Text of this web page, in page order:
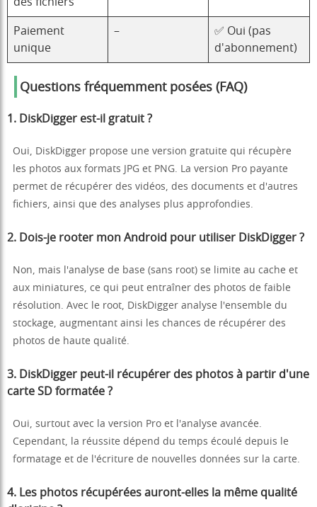
Paiement
unique
–
✅ Oui (pas
d'abonnement)
Questions fréquemment posées (FAQ)
1. DiskDigger est-il gratuit ?
Oui, DiskDigger propose une version gratuite qui récupère
les photos aux formats JPG et PNG. La version Pro payante
permet de récupérer des vidéos, des documents et d'autres
fichiers, ainsi que des analyses plus approfondies.
2. Dois-je rooter mon Android pour utiliser DiskDigger ?
Non, mais l'analyse de base (sans root) se limite au cache et
aux miniatures, ce qui peut entraîner des photos de faible
résolution. Avec le root, DiskDigger analyse l'ensemble du
stockage, augmentant ainsi les chances de récupérer des
photos de haute qualité.
3. DiskDigger peut-il récupérer des photos à partir d'une
carte SD formatée ?
Oui, surtout avec la version Pro et l'analyse avancée.
Cependant, la réussite dépend du temps écoulé depuis le
formatage et de l'écriture de nouvelles données sur la carte.
4. Les photos récupérées auront-elles la même qualité